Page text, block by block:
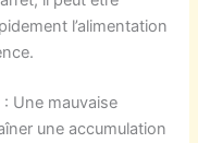
l’alimentation
Une mauvaise
une accumulation